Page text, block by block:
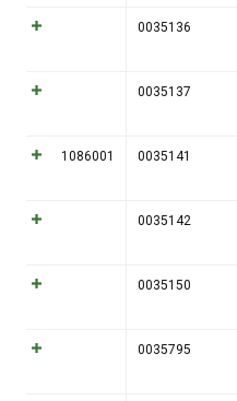
0035136
0035137
1086001 0035141
0035142
0035150
0035795